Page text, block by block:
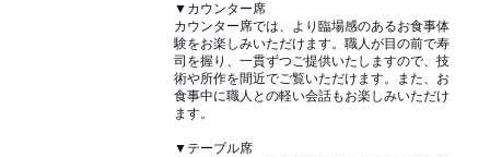
▼カウンター席
カウンター席では、より臨場感のあるお食事体
験をお楽しみいただけます。職人が目の前で寿
司を握り、一貫ずつご提供いたしますので、技
術や所作を間近でご覧いただけます。また、お
食事中に職人との軽い会話もお楽しみいただけ
ます。
▼テーブル席